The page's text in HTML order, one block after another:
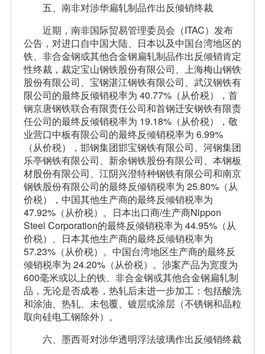
五、南非对涉华扁轧制品作出反倾销终裁
近期，南非国际贸易管理委员会（ITAC）发布
公告，对进口自中国大陆、日本以及中国台湾地区的
铁、非合金钢或其他合金钢扁轧制品作出反倾销肯定
性终裁，裁定宝山钢铁股份有限公司、上海梅山钢铁
股份有限公司、宝钢湛江钢铁有限公司、武汉钢铁有
限公司的最终反倾销税率为 40.77%（从价税），首
钢京唐钢铁联合有限责任公司和首钢迁安钢铁有限责
任公司的最终反倾销税率为 19.18%（从价税），敬
业营口中板有限公司的最终反倾销税率为 6.99%
（从价税），邯钢集团邯宝钢铁有限公司、河钢集团
乐亭钢铁有限公司、新余钢铁股份有限公司、本钢板
材股份有限公司、江阴兴澄特种钢铁有限公司和南京
钢铁股份有限公司的最终反倾销税率为 25.80%（从
价税），中国其他生产商的最终反倾销税率为
47.92%（从价税）。日本出口商/生产商Nippon
Steel Corporation的最终反倾销税率为 44.95%（从
价税）、日本其他生产商的最终反倾销税率为
57.23%（从价税）。中国台湾地区生产商的最终反
倾销税率为 24.20%（从价税）。涉案产品为宽度为
600毫米或以上的铁、非合金钢或其他合金钢扁轧制
品，无论是否成卷，热轧后未进一步加工：包括酸洗
和涂油、热轧、未包覆、镀层或涂层（不锈钢和晶粒
取向硅电工钢除外）。
六、墨西哥对涉华透明浮法玻璃作出反倾销终裁